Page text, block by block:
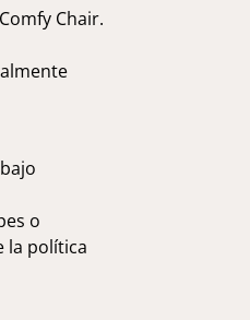
Chair.
o
la política